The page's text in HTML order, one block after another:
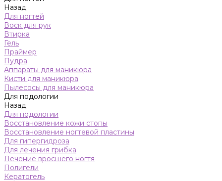
Назад
Для ногтей
Воск для рук
Втирка
Гель
Праймер
Пудра
Аппараты для маникюра
Кисти для маникюра
Пылесосы для маникюра
Для подологии
Назад
Для подологии
Восстановление кожи стопы
Восстановление ногтевой пластины
Для гипергидроза
Для лечения грибка
Лечение вросшего ногтя
Полигели
Кератогель